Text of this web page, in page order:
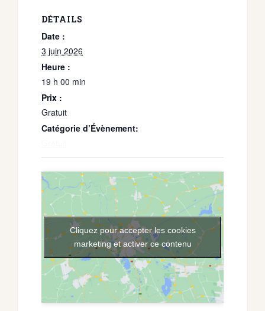
DÉTAILS
Date :
3 juin 2026
Heure :
19 h 00 min
Prix :
Gratuit
Catégorie d’Évènement:
Cliquez pour accepter les cookies
marketing et activer ce contenu